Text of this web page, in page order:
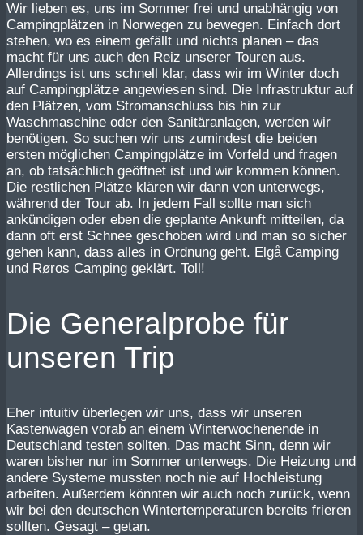
Wir lieben es, uns im Sommer frei und unabhängig von
Campingplätzen in Norwegen zu bewegen. Einfach dort
stehen, wo es einem gefällt und nichts planen – das
macht für uns auch den Reiz unserer Touren aus.
Allerdings ist uns schnell klar, dass wir im Winter doch
auf Campingplätze angewiesen sind. Die Infrastruktur auf
den Plätzen, vom Stromanschluss bis hin zur
Waschmaschine oder den Sanitäranlagen, werden wir
benötigen. So suchen wir uns zumindest die beiden
ersten möglichen Campingplätze im Vorfeld und fragen
an, ob tatsächlich geöffnet ist und wir kommen können.
Die restlichen Plätze klären wir dann von unterwegs,
während der Tour ab. In jedem Fall sollte man sich
ankündigen oder eben die geplante Ankunft mitteilen, da
dann oft erst Schnee geschoben wird und man so sicher
gehen kann, dass alles in Ordnung geht. Elgå Camping
und Røros Camping geklärt. Toll!
Die Generalprobe für
unseren Trip
Eher intuitiv überlegen wir uns, dass wir unseren
Kastenwagen vorab an einem Winterwochenende in
Deutschland testen sollten. Das macht Sinn, denn wir
waren bisher nur im Sommer unterwegs. Die Heizung und
andere Systeme mussten noch nie auf Hochleistung
arbeiten. Außerdem könnten wir auch noch zurück, wenn
wir bei den deutschen Wintertemperaturen bereits frieren
sollten. Gesagt – getan.